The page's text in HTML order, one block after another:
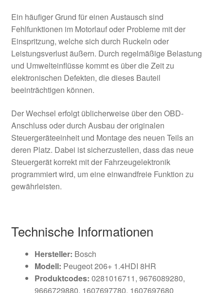
Ein häufiger Grund für einen Austausch sind
Fehlfunktionen im Motorlauf oder Probleme mit der
Einspritzung, welche sich durch Ruckeln oder
Leistungsverlust äußern. Durch regelmäßige Belastung
und Umwelteinflüsse kommt es über die Zeit zu
elektronischen Defekten, die dieses Bauteil
beeinträchtigen können.
Der Wechsel erfolgt üblicherweise über den OBD-
Anschluss oder durch Ausbau der originalen
Steuergeräteeinheit und Montage des neuen Teils an
deren Platz. Dabei ist sicherzustellen, dass das neue
Steuergerät korrekt mit der Fahrzeugelektronik
programmiert wird, um eine einwandfreie Funktion zu
gewährleisten.
Technische Informationen
Hersteller: Bosch
Modell: Peugeot 206+ 1.4HDI 8HR
Produktcodes: 0281016711, 9676089280,
9666729880, 1607697780, 1607697680